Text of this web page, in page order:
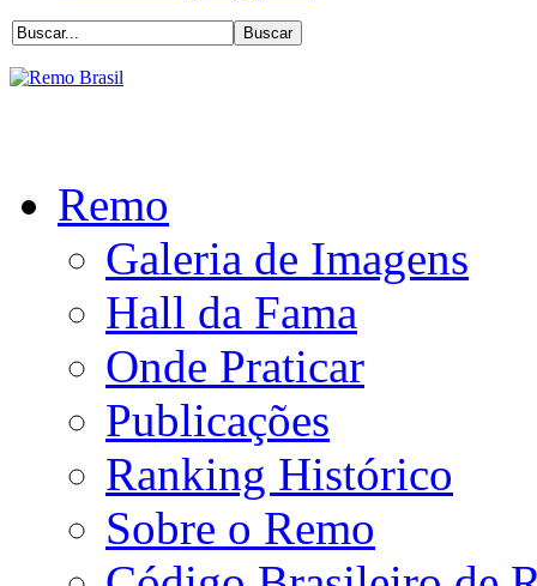
Remo
Galeria de Imagens
Hall da Fama
Onde Praticar
Publicações
Ranking Histórico
Sobre o Remo